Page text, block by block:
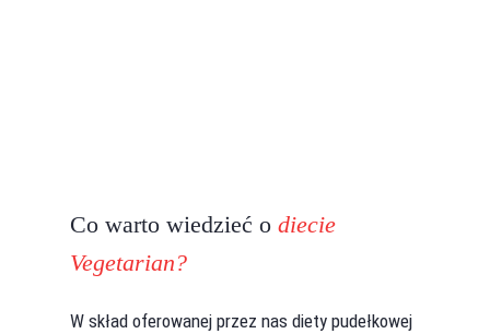
Co warto wiedzieć odiecie
Vegetarian?
W skład oferowanej przez nas diety pudełkowej